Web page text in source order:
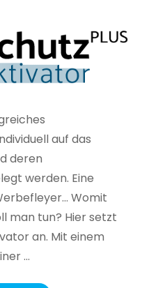
auf das
deren
werden. Eine
Womit
man tun? Hier setzt
an. Mit einem
…